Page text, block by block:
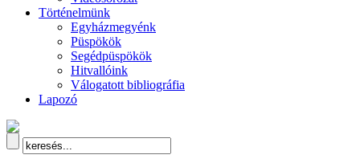
Történelmünk
Egyházmegyénk
Püspökök
Segédpüspökök
Hitvallóink
Válogatott bibliográfia
Lapozó